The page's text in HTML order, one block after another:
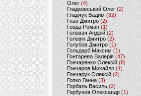
Олег (4)
Гладковський Олег (2)
Гладчук Вадим (82)
Гнап Дмитро (2)
Говда Роман(1)
Головач Андрій (2)
Головін Дмитро (2)
Голубов Дмитро (1)
Гольдарб Максим(1)
Гонтарева Валерія (47)
Гончаренко Олексій(8)
Гончаров Михайло (1)
Гончарук Олексій (2)
Гопко Ганна (3)
Горбаль Василь (2)
Горбунов Олександр (1)